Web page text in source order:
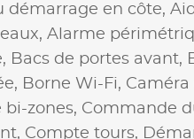
démarrage en côte,
Alarme
Bacs de portes avant,
Borne Wi-Fi, Caméra
zones, Commande
Compte tours,